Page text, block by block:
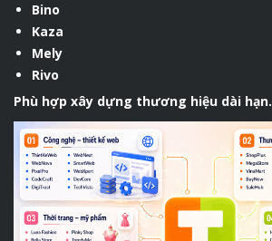
Bino
Kaza
Mely
Rivo
Phù hợp xây dựng thương hiệu dài hạn.